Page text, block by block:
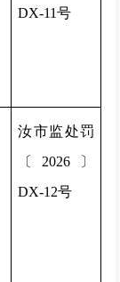
DX-11号
汝市监处罚
〔2026〕
DX-12号